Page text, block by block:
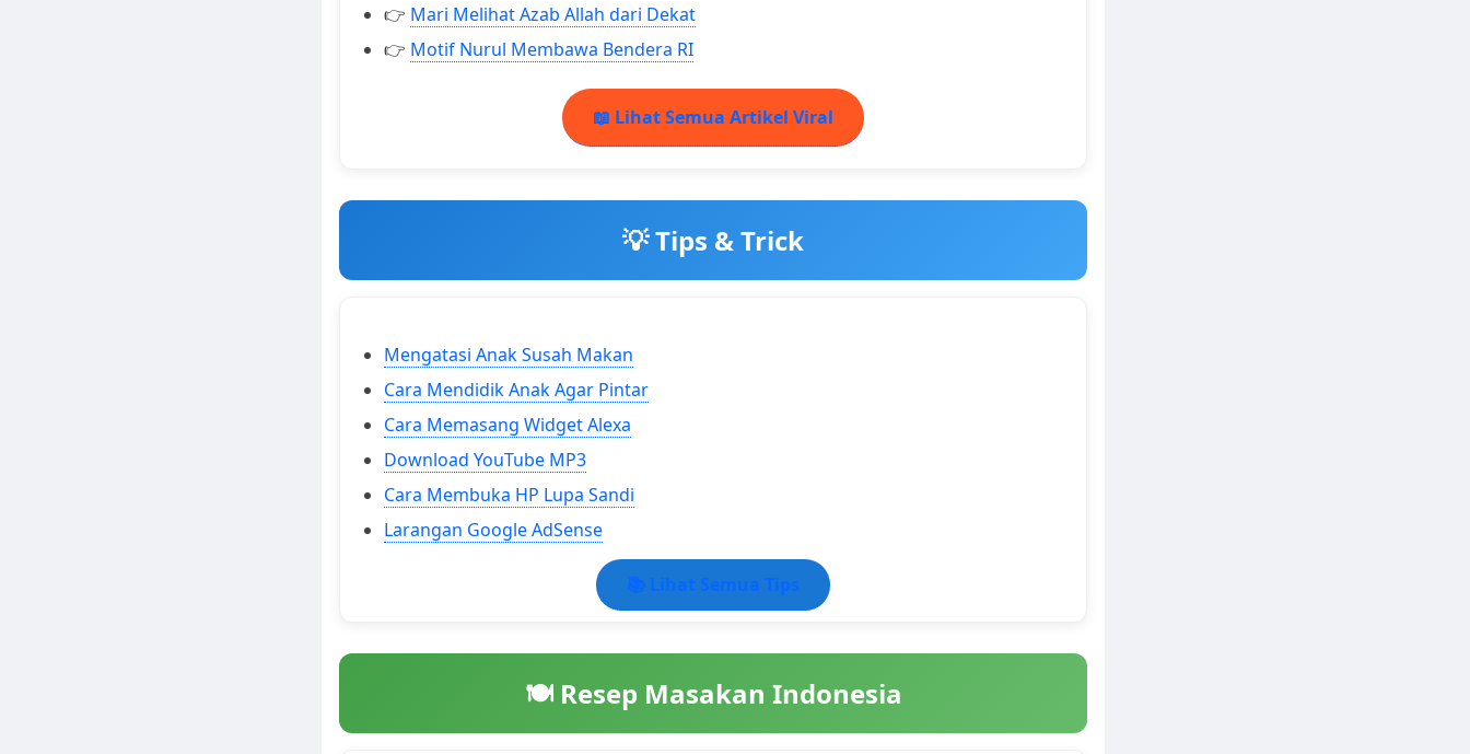
👉 Mari Melihat Azab Allah dari Dekat
👉 Motif Nurul Membawa Bendera RI
📖 Lihat Semua Artikel Viral
💡 Tips & Trick
Mengatasi Anak Susah Makan
Cara Mendidik Anak Agar Pintar
Cara Memasang Widget Alexa
Download YouTube MP3
Cara Membuka HP Lupa Sandi
Larangan Google AdSense
📚 Lihat Semua Tips
🍽️ Resep Masakan Indonesia